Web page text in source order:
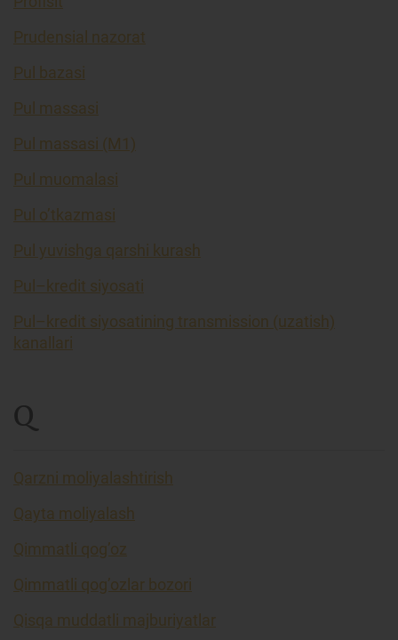
Prudensial nazorat
Pul bazasi
Pul massasi
Pul massasi (M1)
Pul muomalasi
Pul o’tkazmasi
Pul yuvishga qarshi kurash
Pul–kredit siyosati
Pul–kredit siyosatining transmission (uzatish)
kanallari
Q
Qarzni moliyalashtirish
Qayta moliyalash
Qimmatli qog’oz
Qimmatli qog’ozlar bozori
Qisqa muddatli majburiyatlar